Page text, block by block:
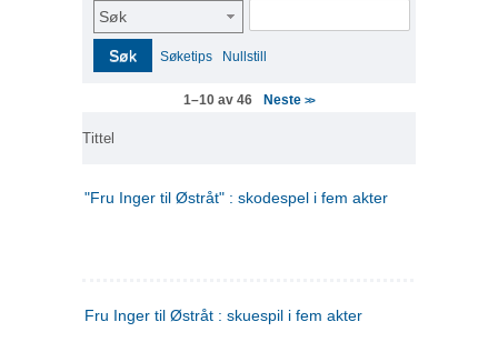
Søk
Søk Søketips Nullstill
1–10 av 46 Neste>>
Tittel
"Fru Inger til Østråt" : skodespel i fem akter
Fru Inger til Østråt : skuespil i fem akter